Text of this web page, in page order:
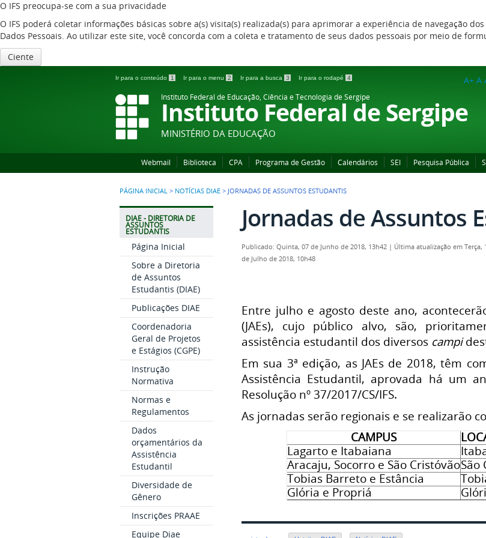
O IFS preocupa-se com a sua privacidade
O IFS poderá coletar informações básicas sobre a(s) visita(s) realizada(s) para aprimorar a experiência de navegação
Dados Pessoais. Ao utilizar este site, você concorda com a coleta e tratamento de seus dados pessoais por meio de
Ciente
Ir para o conteúdo 1 Ir para o menu 2 Ir para a busca 3 Ir para o rodapé 4 A+ A
Instituto Federal de Educação, Ciência e Tecnologia de Sergipe
Instituto Federal de Sergipe
MINISTÉRIO DA EDUCAÇÃO
Webmail Biblioteca CPA Programa de Gestão Calendários SEI Pesquisa Pública
PÁGINA INICIAL > NOTÍCIAS DIAE > JORNADAS DE ASSUNTOS ESTUDANTIS
DIAE - DIRETORIA DE
ASSUNTOS
ESTUDANTIS
Página Inicial
Sobre a Diretoria
de Assuntos
Estudantis (DIAE)
Publicações DIAE
Coordenadoria
Geral de Projetos
e Estágios (CGPE)
Instrução
Normativa
Normas e
Regulamentos
Dados
orçamentários da
Assistência
Estudantil
Diversidade de
Gênero
Inscrições PRAAE
Equipe Diae
Jornadas de Assuntos
Publicado: Quinta, 07 de Junho de 2018, 13h42 | Última atualização em Terça,
de Julho de 2018, 10h48
Entre julho e agosto deste ano,
(JAEs), cujo público alvo, são,
assistência estudantil dos diversos campi
Em sua 3ª edição, as JAEs de 2018, têm
Assistência Estudantil, aprovada há um
Resolução nº 37/2017/CS/IFS.
As jornadas serão regionais e se realizarão
CAMPUS
Lagarto e Itabaiana
Aracaju, Socorro e São CristóvãoSão
Tobias Barreto e Estância
Glória e Propriá